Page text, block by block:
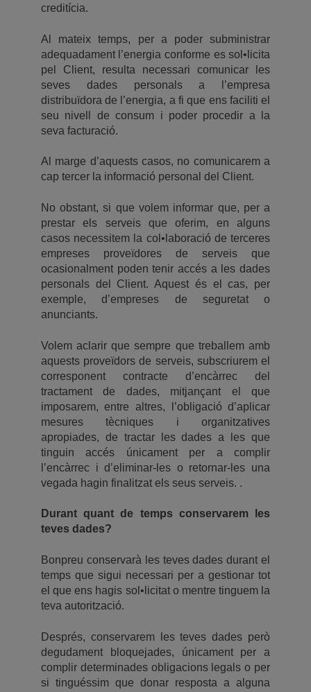
creditícia.
Al mateix temps, per a poder subministrar
adequadament l’energia conforme es sol•licita
pel Client, resulta necessari comunicar les
seves dades personals a l’empresa
distribuïdora de l’energia, a fi que ens faciliti el
seu nivell de consum i poder procedir a la
seva facturació.
Al marge d’aquests casos, no comunicarem a
cap tercer la informació personal del Client.
No obstant, si que volem informar que, per a
prestar els serveis que oferim, en alguns
casos necessitem la col•laboració de terceres
empreses proveïdores de serveis que
ocasionalment poden tenir accés a les dades
personals del Client. Aquest és el cas, per
exemple, d’empreses de seguretat o
anunciants.
Volem aclarir que sempre que treballem amb
aquests proveïdors de serveis, subscriurem el
corresponent contracte d’encàrrec del
tractament de dades, mitjançant el que
imposarem, entre altres, l’obligació d’aplicar
mesures tècniques i organitzatives
apropiades, de tractar les dades a les que
tinguin accés únicament per a complir
l’encàrrec i d’eliminar-les o retornar-les una
vegada hagin finalitzat els seus serveis. .
Durant quant de temps conservarem les
teves dades?
Bonpreu conservarà les teves dades durant el
temps que sigui necessari per a gestionar tot
el que ens hagis sol•licitat o mentre tinguem la
teva autorització.
Després, conservarem les teves dades però
degudament bloquejades, únicament per a
complir determinades obligacions legals o per
si tinguéssim que donar resposta a alguna